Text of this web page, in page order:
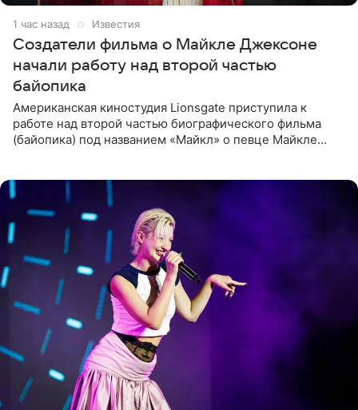
1 час назад Известия
Создатели фильма о Майкле Джексоне
начали работу над второй частью
байопика
Американская киностудия Lionsgate приступила к
работе над второй частью биографического фильма
(байопика) под названием «Майкл» о певце Майкле